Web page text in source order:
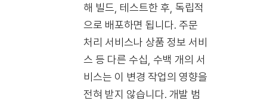
해 빌드, 테스트한 후, 독립적
으로 배포하면 됩니다. 주문
처리 서비스나 상품 정보 서비
스 등 다른 수십, 수백 개의 서
비스는 이 변경 작업의 영향을
전혀 받지 않습니다. 개발 범